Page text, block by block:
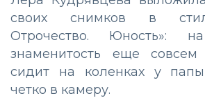
своих снимков в
Отрочество. Юность»:
знаменитость еще
сидит на коленках у
четко в камеру.